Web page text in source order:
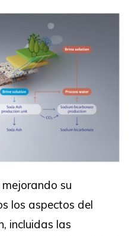
su
los aspectos del
incluidas las